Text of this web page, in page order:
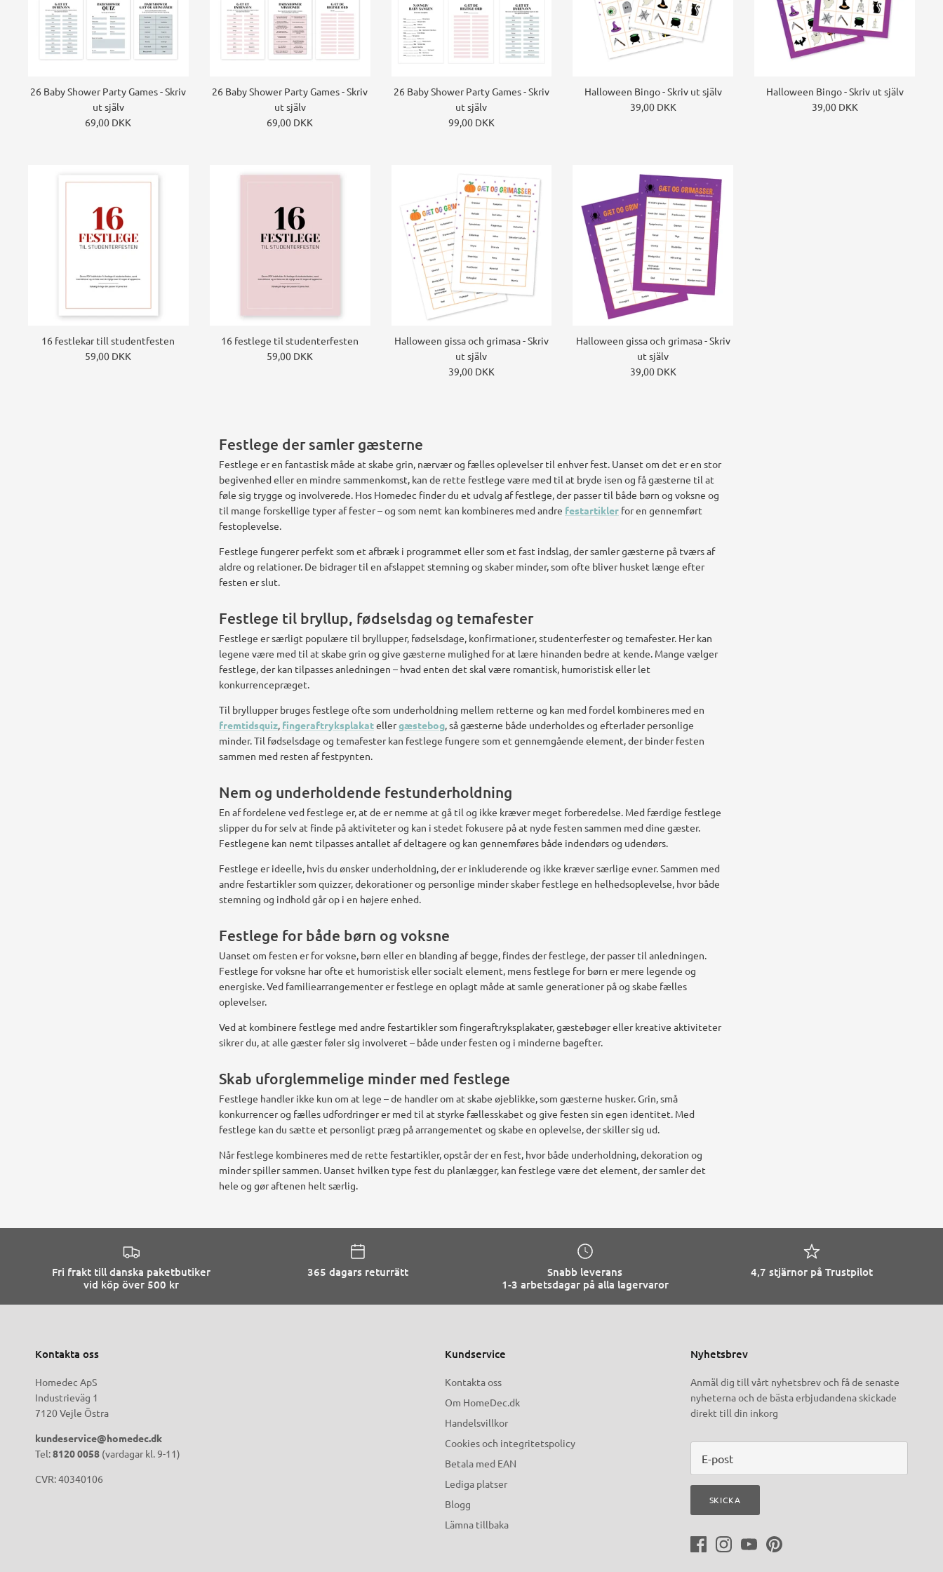
26 Baby Shower Party Games - Skriv
ut själv
69,00 DKK
26 Baby Shower Party Games - Skriv
ut själv
69,00 DKK
26 Baby Shower Party Games - Skriv
ut själv
99,00 DKK
Halloween Bingo - Skriv ut själv
39,00 DKK
Halloween Bingo - Skriv ut själv
39,00 DKK
16 festlekar till studentfesten
59,00 DKK
16 festlege til studenterfesten
59,00 DKK
Halloween gissa och grimasa - Skriv
ut själv
39,00 DKK
Halloween gissa och grimasa - Skriv
ut själv
39,00 DKK
Festlege der samler gæsterne
Festlege er en fantastisk måde at skabe grin, nærvær og fælles oplevelser til enhver fest. Uanset om det er en stor
begivenhed eller en mindre sammenkomst, kan de rette festlege være med til at bryde isen og få gæsterne til at
føle sig trygge og involverede. Hos Homedec finder du et udvalg af festlege, der passer til både børn og voksne og
til mange forskellige typer af fester – og som nemt kan kombineres med andre festartikler for en gennemført
festoplevelse.
Festlege fungerer perfekt som et afbræk i programmet eller som et fast indslag, der samler gæsterne på tværs af
aldre og relationer. De bidrager til en afslappet stemning og skaber minder, som ofte bliver husket længe efter
festen er slut.
Festlege til bryllup, fødselsdag og temafester
Festlege er særligt populære til bryllupper, fødselsdage, konfirmationer, studenterfester og temafester. Her kan
legene være med til at skabe grin og give gæsterne mulighed for at lære hinanden bedre at kende. Mange vælger
festlege, der kan tilpasses anledningen – hvad enten det skal være romantisk, humoristisk eller let
konkurrencepræget.
Til bryllupper bruges festlege ofte som underholdning mellem retterne og kan med fordel kombineres med en
fremtidsquiz, fingeraftryksplakatellergæstebog, så gæsterne både underholdes og efterlader personlige
minder. Til fødselsdage og temafester kan festlege fungere som et gennemgående element, der binder festen
sammen med resten af festpynten.
Nem og underholdende festunderholdning
En af fordelene ved festlege er, at de er nemme at gå til og ikke kræver meget forberedelse. Med færdige festlege
slipper du for selv at finde på aktiviteter og kan i stedet fokusere på at nyde festen sammen med dine gæster.
Festlegene kan nemt tilpasses antallet af deltagere og kan gennemføres både indendørs og udendørs.
Festlege er ideelle, hvis du ønsker underholdning, der er inkluderende og ikke kræver særlige evner. Sammen med
andre festartikler som quizzer, dekorationer og personlige minder skaber festlege en helhedsoplevelse, hvor både
stemning og indhold går op i en højere enhed.
Festlege for både børn og voksne
Uanset om festen er for voksne, børn eller en blanding af begge, findes der festlege, der passer til anledningen.
Festlege for voksne har ofte et humoristisk eller socialt element, mens festlege for børn er mere legende og
energiske. Ved familiearrangementer er festlege en oplagt måde at samle generationer på og skabe fælles
oplevelser.
Ved at kombinere festlege med andre festartikler som fingeraftryksplakater, gæstebøger eller kreative aktiviteter
sikrer du, at alle gæster føler sig involveret – både under festen og i minderne bagefter.
Skab uforglemmelige minder med festlege
Festlege handler ikke kun om at lege – de handler om at skabe øjeblikke, som gæsterne husker. Grin, små
konkurrencer og fælles udfordringer er med til at styrke fællesskabet og give festen sin egen identitet. Med
festlege kan du sætte et personligt præg på arrangementet og skabe en oplevelse, der skiller sig ud.
Når festlege kombineres med de rette festartikler, opstår der en fest, hvor både underholdning, dekoration og
minder spiller sammen. Uanset hvilken type fest du planlægger, kan festlege være det element, der samler det
hele og gør aftenen helt særlig.
Fri frakt till danska paketbutiker
vid köp över 500 kr
365 dagars returrätt
Snabb leverans
1-3 arbetsdagar på alla lagervaror
4,7 stjärnor på Trustpilot
Kontakta oss
Homedec ApS
Industrieväg 1
7120 Vejle Östra
kundeservice@homedec.dk
Tel:8120 0058 (vardagar kl. 9-11)
CVR: 40340106
Kundservice
Kontakta oss
Om HomeDec.dk
Handelsvillkor
Cookies och integritetspolicy
Betala med EAN
Lediga platser
Blogg
Lämna tillbaka
Nyhetsbrev
Anmäl dig till vårt nyhetsbrev och få de senaste
nyheterna och de bästa erbjudandena skickade
direkt till din inkorg
SKICKA